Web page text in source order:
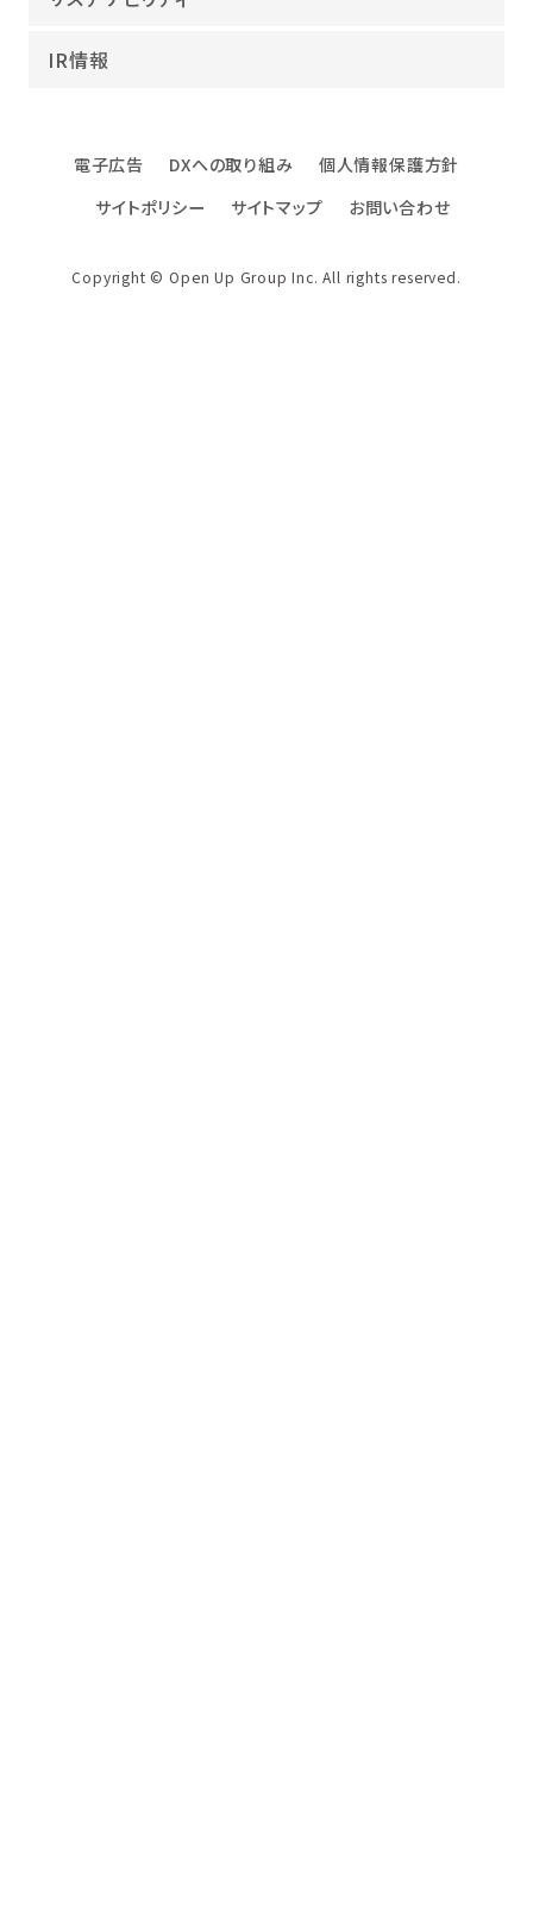
海外領域
教育・人材紹介
沿革
役員紹介
エンジニアデータ
ファクトブック
幸せな仕事総合研究所
エンジニアインタビュー
IR情報
電子広告 DXへの取り組み
個人情報保護方針
サイトポリシー
サイトマップ お問い合わせ
Copyright © Open Up Group Inc. All rights reserved.